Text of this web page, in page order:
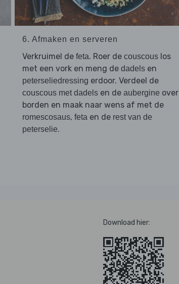
6. Afmaken en serveren
Verkruimel de feta. Roer de couscous los
met een vork en meng de dadels en
peterseliedressing erdoor. Verdeel de
couscous met dadels en de aubergine over
borden en maak naar wens af met de
romescosaus, feta en de rest van de
peterselie.
Download hier: